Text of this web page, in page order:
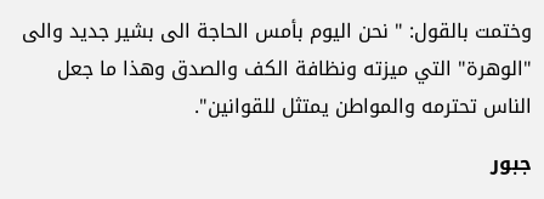
وختمت بالقول: " نحن اليوم بأمس الحاجة الى بشير جديد والى
"الوهرة" التي ميزته ونظافة الكف والصدق وهذا ما جعل
الناس تحترمه والمواطن يمتثل للقوانين".
جبور